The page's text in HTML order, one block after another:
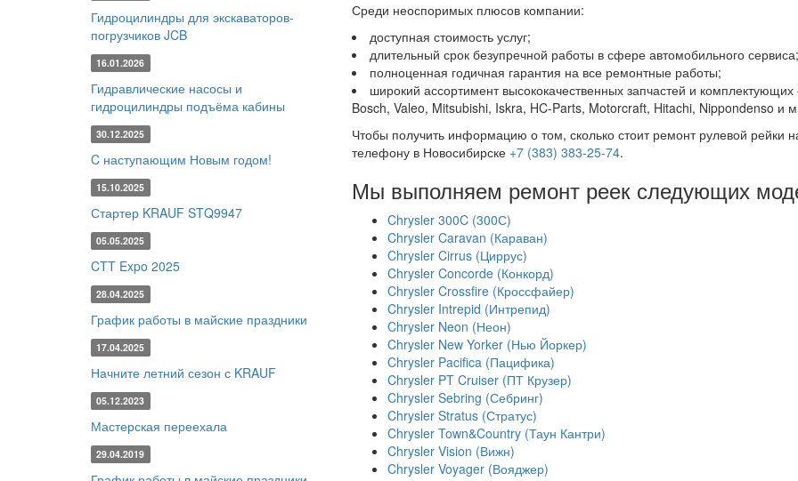
Гидроцилиндры для экскаваторов-
погрузчиков JCB
16.01.2026
Гидравлические насосы и
гидроцилиндры подъёма кабины
30.12.2025
C наступающим Новым годом!
15.10.2025
Стартер KRAUF STQ9947
05.05.2025
CTT Expo 2025
28.04.2025
График работы в майские праздники
17.04.2025
Начните летний сезон с KRAUF
05.12.2023
Мастерская переехала
29.04.2019
Среди неоспоримых плюсов компании:
доступная стоимость услуг;
длительный срок безупречной работы в сфере автомобильного сервиса;
полноценная годичная гарантия на все ремонтные работы;
широкий ассортимент высококачественных запчастей и
Bosch, Valeo, Mitsubishi, Iskra, HC-Parts, Motorcraft, Hitachi, Nippondenso и
Чтобы получить информацию о том, сколько стоит ремонт рулевой рейки
телефону в Новосибирске +7 (383) 383-25-74.
Мы выполняем ремонт реек следующих
Chrysler 300C (300С)
Chrysler Caravan (Караван)
Chrysler Cirrus (Циррус)
Chrysler Concorde (Конкорд)
Chrysler Crossfire (Кроссфайер)
Chrysler Intrepid (Интрепид)
Chrysler Neon (Неон)
Chrysler New Yorker (Нью Йоркер)
Chrysler Pacifica (Пацифика)
Chrysler PT Cruiser (ПТ Крузер)
Chrysler Sebring (Себринг)
Chrysler Stratus (Стратус)
Chrysler Town&Country (Таун Кантри)
Chrysler Vision (Вижн)
Chrysler Voyager (Вояджер)